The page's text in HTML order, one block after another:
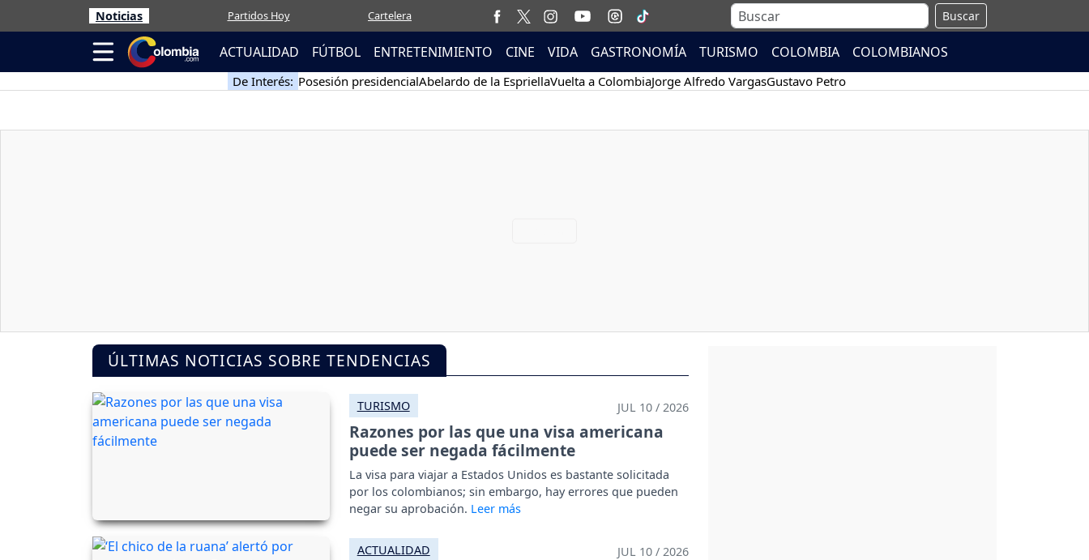
Noticias Partidos Hoy Cartelera Buscar
ACTUALIDAD FÚTBOL ENTRETENIMIENTO CINE VIDA GASTRONOMÍA TURISMO COLOMBIA COLOMBIANOS
De Interés: Posesión presidencialAbelardo de la EspriellaVuelta a ColombiaJorge Alfredo VargasGustavo Petro
ÚLTIMAS NOTICIAS SOBRE TENDENCIAS
TURISMO JUL 10 / 2026
Razones por las que una visa americana
puede ser negada fácilmente
La visa para viajar a Estados Unidos es bastante solicitada
por los colombianos; sin embargo, hay errores que pueden
negar su aprobación.
ACTUALIDAD JUL 10 / 2026